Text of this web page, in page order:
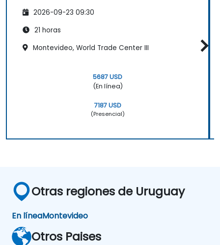
2026-09-23 09:30
21 horas
Montevideo, World Trade Center III
5687 USD
(En línea)
7187 USD
(Presencial)
Otras regiones de Uruguay
En líneaMontevideo
Otros Paises